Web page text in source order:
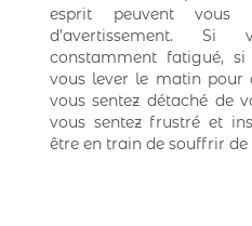
esprit peuvent vous
d’avertissement.
constamment fatigué,
vous lever le matin pour
vous sentez détaché de
vous sentez frustré et
être en train de souffrir de